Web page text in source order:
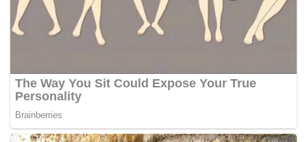
tengah mengumpulkan bukti, data, dan fakta
sebagai bagian dari langkah yang akan ditempuh
secara profesional, objektif, dan bertanggung jawab,"
ujar Persib.